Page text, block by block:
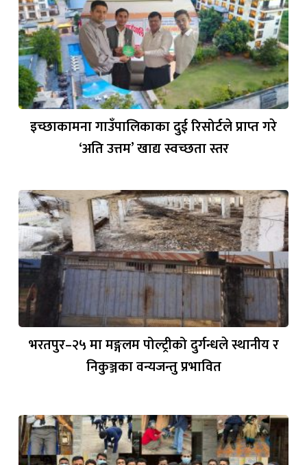
इच्छाकामना गाउँपालिकाका दुई रिसोर्टले प्राप्त गरे
‘अति उत्तम’ खाद्य स्वच्छता स्तर
भरतपुर–२५ मा मङ्गलम पोल्ट्रीको दुर्गन्धले स्थानीय र
निकुञ्जका वन्यजन्तु प्रभावित